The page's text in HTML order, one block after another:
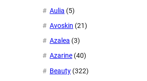
Aulia (5)
Avoskin (21)
Azalea (3)
Azarine (40)
Beauty (322)